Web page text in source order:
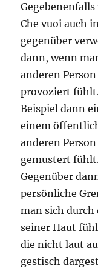
Che vuoi auch
gegenüber
dann, wenn
anderen
provoziert
Beispiel dann
einem
anderen
gemustert
Gegenüber
persönliche
man sich
seiner Haut
die nicht laut
gestisch